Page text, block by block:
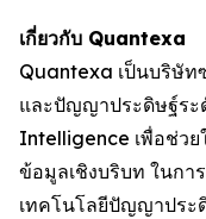
เกี่ยวกับ Quantexa
Quantexa เป็นบริษัท
และปัญญาประดิษฐ์ระ
Intelligence เพื่อช่วย
ข้อมูลเชิงบริบท ในกา
เทคโนโลยีปัญญาประ